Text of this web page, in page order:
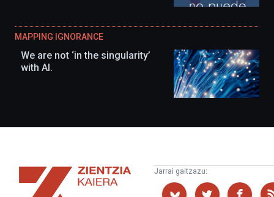
MAPPING IGNORANCE
We are not ‘in the singularity’
with AI.
Zientzia
Kaiera
Jarrai gaitzazu: